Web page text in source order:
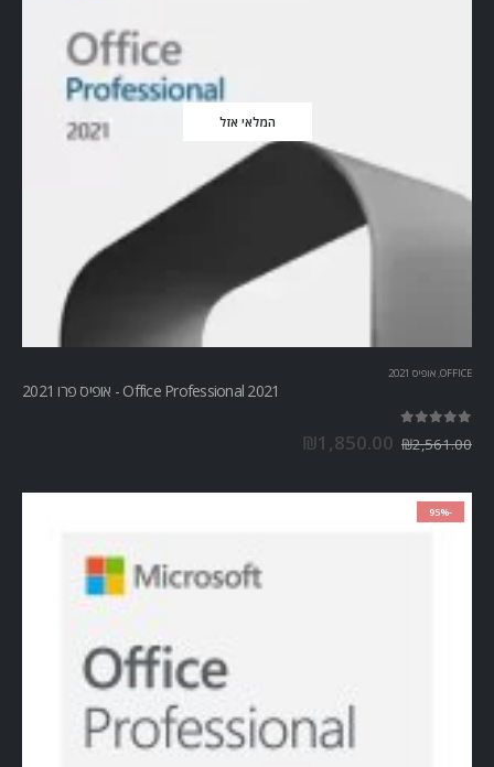
המלאי אזל
OFFICE
, אופיס 2021
Office Professional 2021 - אופיס פרו 2021
₪2,561.00
₪1,850.00
-95%